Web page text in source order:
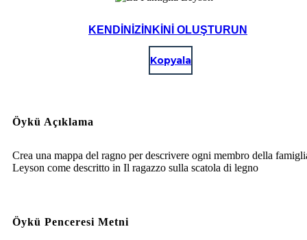
KENDINIZINKINI OLUŞTURUN
Kopyala
Öykü Açıklama
Crea una mappa del ragno per descrivere ogni membro della
Leyson come descritto in Il ragazzo sulla scatola di legno
Öykü Penceresi Metni